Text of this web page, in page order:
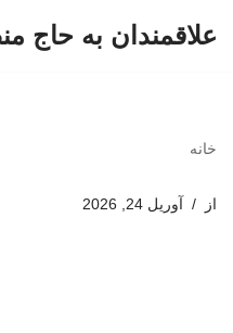
علاقمندان به حاج
خانه
از آوریل 24, 2026